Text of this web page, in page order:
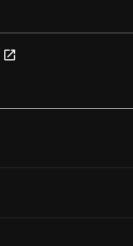
open_in_new